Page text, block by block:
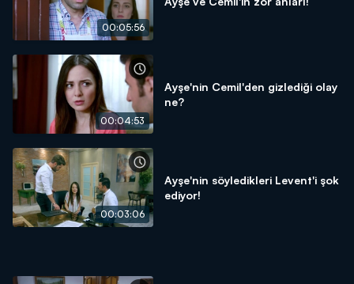
00:05:56
00:04:53
Ayşe'nin Cemil'den gizlediği olay
ne?
00:03:06
Ayşe'nin söyledikleri Levent'i şok
ediyor!